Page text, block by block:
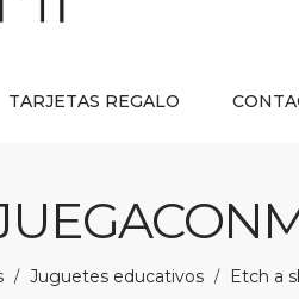
TARJETAS REGALO
/ Juguetes educativos / Etch a